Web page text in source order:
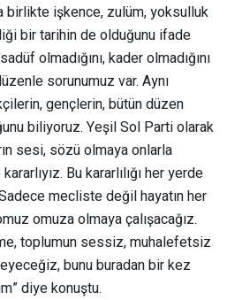
birlikte işkence, zulüm, yoksulluk
bir tarihin de olduğunu ifade
olmadığını, kader olmadığını
sorunumuz var. Aynı
gençlerin, bütün düzen
biliyoruz. Yeşil Sol Parti olarak
sesi, sözü olmaya onlarla
Bu kararlılığı her yerde
mecliste değil hayatın her
omuza olmaya çalışacağız.
toplumun sessiz, muhalefetsiz
bunu buradan bir kez
diye konuştu.